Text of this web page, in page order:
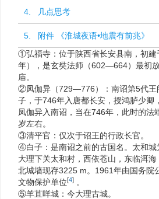
4. 几点思考
5. 附件 《淮城夜语•地震有前兆》
①弘福寺：位于陕西省长安县南，初建
年），是玄奘法师（602—664）最初
庙。
②凤伽异（729—776）：南诏第5代王
子，于746年入唐都长安，授鸿胪少卿
凤伽异入南诏，当在746年，此时的法
岁左右。
③清平官：仅次于诏王的行政长官。
④白子：是南诏之前的古国名。太和城
大理下关太和村，西依苍山，东临洱海
北城墙现存3225 m。1961年由国务院
文物保护单位[4] 。
⑤羊苴咩城：今大理古城。